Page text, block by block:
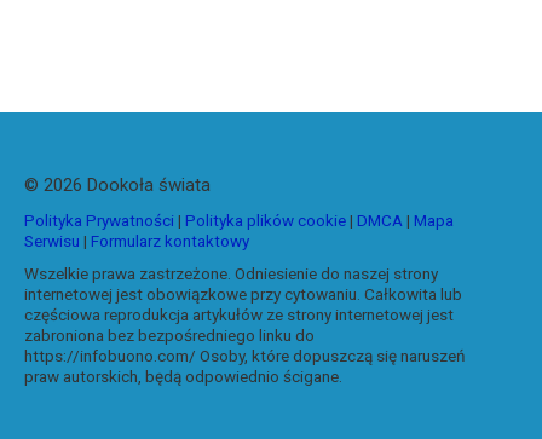
© 2026 Dookoła świata
Polityka Prywatności | Polityka plików cookie| DMCA | Mapa
Serwisu | Formularz kontaktowy
Wszelkie prawa zastrzeżone. Odniesienie do naszej strony
internetowej jest obowiązkowe przy cytowaniu. Całkowita lub
częściowa reprodukcja artykułów ze strony internetowej jest
zabroniona bez bezpośredniego linku do
https://infobuono.com/ Osoby, które dopuszczą się naruszeń
praw autorskich, będą odpowiednio ścigane.